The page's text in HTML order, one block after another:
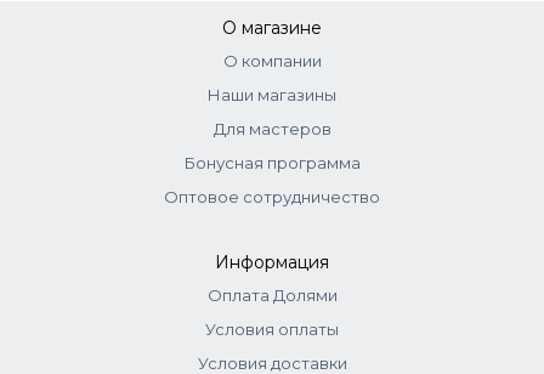
О магазине
О компании
Наши магазины
Для мастеров
Бонусная программа
Оптовое сотрудничество
Информация
Оплата Долями
Условия оплаты
Условия доставки